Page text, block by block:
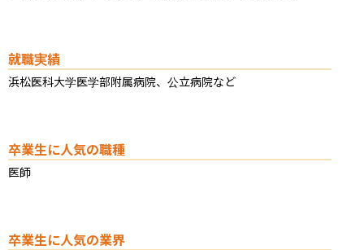
就職実績
浜松医科大学医学部附属病院、公立病院など
卒業生に人気の職種
医師
卒業生に人気の業界